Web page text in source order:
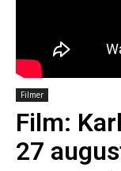
Filmer
Film:
27